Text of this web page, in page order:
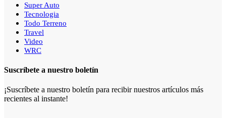
Super Auto
Tecnologia
Todo Terreno
Travel
Video
WRC
Suscríbete a nuestro boletín
¡Suscríbete a nuestro boletín para recibir nuestros artículos más
recientes al instante!